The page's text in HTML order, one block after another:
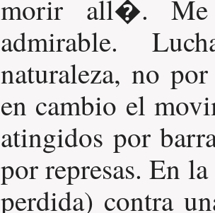
morir all�. Me
admirable.
naturaleza, no
en cambio el
atingidos por
por represas. En
perdida) contra